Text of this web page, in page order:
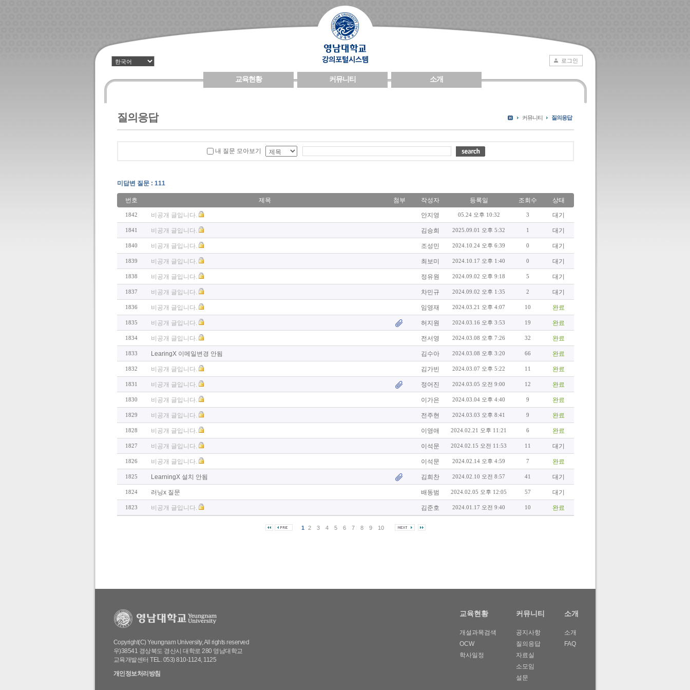
로그인
교육현황 커뮤니티 소개
커뮤니티 질의응답
질의응답
내 질문 모아보기
미답변 질문 : 111
번호 제목 첨부 작성자 등록일 조회수 상태
1842 비공개 글입니다. 안지영 05.24 오후 10:32 3 대기
1841 비공개 글입니다. 김승희 2025.09.01 오후 5:32 1 대기
1840 비공개 글입니다. 조성민 2024.10.24 오후 6:39 0 대기
1839 비공개 글입니다. 최보미 2024.10.17 오후 1:40 0 대기
1838 비공개 글입니다. 정유원 2024.09.02 오후 9:18 5 대기
1837 비공개 글입니다. 차민규 2024.09.02 오후 1:35 2 대기
1836 비공개 글입니다. 임영재 2024.03.21 오후 4:07 10 완료
1835 비공개 글입니다. 허지원 2024.03.16 오후 3:53 19 완료
1834 비공개 글입니다. 전서영 2024.03.08 오후 7:26 32 완료
1833 LearingX 이메일변경 안됨 김수아 2024.03.08 오후 3:20 66 완료
1832 비공개 글입니다. 김가빈 2024.03.07 오후 5:22 11 완료
1831 비공개 글입니다. 정어진 2024.03.05 오전 9:00 12 완료
1830 비공개 글입니다. 이가은 2024.03.04 오후 4:40 9 완료
1829 비공개 글입니다. 전주현 2024.03.03 오후 8:41 9 완료
1828 비공개 글입니다. 이영애 2024.02.21 오후 11:21 6 완료
1827 비공개 글입니다. 이석문 2024.02.15 오전 11:53 11 대기
1826 비공개 글입니다. 이석문 2024.02.14 오후 4:59 7 완료
1825 LearningX 설치 안됨 김희찬 2024.02.10 오전 8:57 41 대기
1824 러닝x 질문 배동범 2024.02.05 오후 12:05 57 대기
1823 비공개 글입니다. 김준호 2024.01.17 오전 9:40 10 완료
1 2 3 4 5 6 7 8 9 10
Copyright(C) Yeungnam University, All rights reserved
우)38541 경상북도 경산시 대학로 280 영남대학교
교육개발센터 TEL. 053) 810-1124, 1125
개인정보처리방침
교육현황
개설과목검색
OCW
학사일정
커뮤니티
공지사항
질의응답
자료실
소모임
설문
소개
소개
FAQ